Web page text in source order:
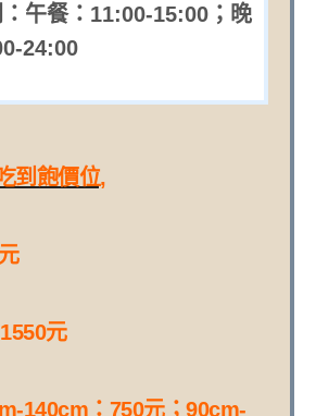
午餐：11:00-15:00；晚
24:00
到飽價位,
元
140cm：750元；90cm-